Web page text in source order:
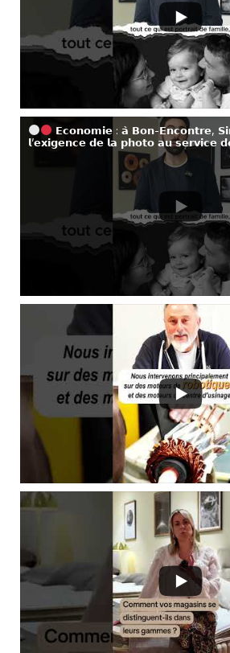
𝗘𝗰𝗼𝗻𝗼𝗺𝗶𝗲 : 𝗮̀ 𝗕𝗼𝗻-𝗘𝗻𝗰𝗼𝗻𝘁𝗿𝗲,
𝗹’𝗲𝘅𝗶𝗴𝗲𝗻𝗰𝗲 𝗱𝗲 𝗹𝗮 𝗽𝗵𝗼𝘁𝗼 𝗮𝘂 𝘀𝗲𝗿𝘃𝗶𝗰𝗲